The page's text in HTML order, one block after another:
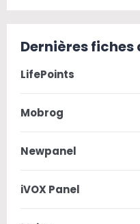
Dernières fiches
LifePoints
Mobrog
Newpanel
iVOX Panel